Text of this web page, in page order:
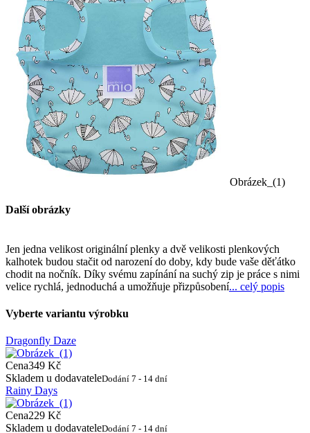
Obrázek_(1)
Další obrázky
Jen jedna velikost originální plenky a dvě velikosti plenkových
kalhotek budou stačit od narození do doby, kdy bude vaše děťátko
chodit na nočník. Díky svému zapínání na suchý zip je práce s nimi
velice rychlá, jednoduchá a umožňuje přizpůsobení... celý popis
Vyberte variantu výrobku
Dragonfly Daze
Cena349 Kč
Skladem u dodavateleDodání 7 - 14 dní
Rainy Days
Cena229 Kč
Skladem u dodavateleDodání 7 - 14 dní